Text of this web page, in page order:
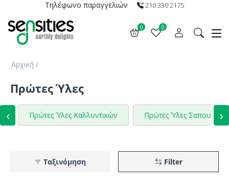
Τηλέφωνο παραγγελιών 210 330 2175
0 0
Αρχική /
Πρώτες Ύλες
‹ Πρώτες Ύλες Καλλυντικών Πρώτες Ύλες Σαπουνιών
›
Filter
Ταξινόμηση